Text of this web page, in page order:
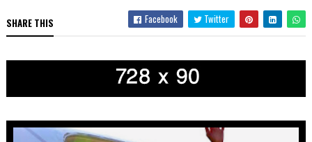
SHARE THIS Facebook Twitter